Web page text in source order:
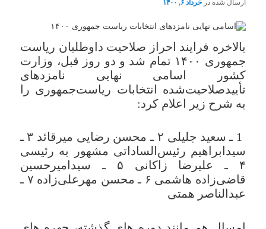
ارسال شده درخرداد ۶, ۱۴۰۰
بالاخره فرایند احراز صلاحیت داوطلبان ریاست
جمهوری ۱۴۰۰ تمام شد و دو روز قبل، وزارت
کشور اسامی نهایی نامزدهای
تأییدصلاحیت‌شده انتخابات ریاست‌جمهوری را
به شرح زیر اعلام کرد:
1 ـ سعید جلیلی ۲ ـ محسن رضایی میرقائد ۳ ـ
سیدابراهیم رئیس‌الساداتی مشهور به رئیسی
۴ ـ علیرضا زاکانی ۵ ـ سیدامیرحسین
قاضی‌زاده هاشمی ۶ ـ محسن مهرعلی‌زاده ۷ ـ
عبدالناصر همتی